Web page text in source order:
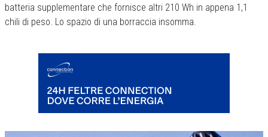
batteria supplementare che fornisce altri 210 Wh in appena 1,1
chili di peso. Lo spazio di una borraccia insomma.